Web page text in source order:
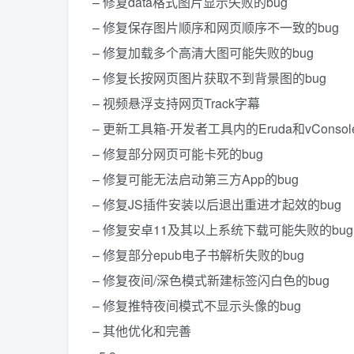
– 修复保存图片顺序和网页顺序不一致的bug
– 修复加载多个高清大图可能失败的bug
– 修复长按网页图片获取不到背景图的bug
– 视频悬浮支持网页Track字幕
– 更新工具箱-开发者工具内的Eruda和
– 修复部分网页可能卡死的bug
– 修复可能无法启动第三方App的bug
– 修复JS插件安装以后退出重进才起效的bug
– 修复安卓11及其以上系统下载可能失败的bug
– 修复部分epub电子书解析失败的bug
– 修复夜间/深色模式新建标签闪白色的bug
– 修复推特夜间模式不显示头像的bug
– 其他优化和完善